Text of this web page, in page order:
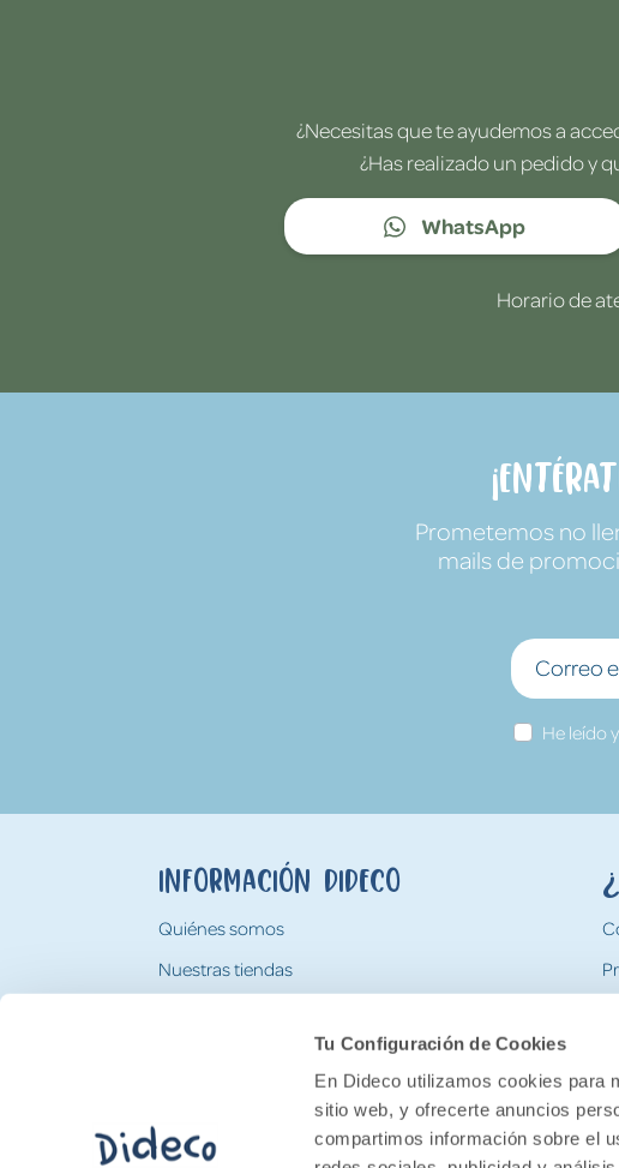
Tu Configuración de Cookies
En Dideco utilizamos cookies para
sitio web, y ofrecerte anuncios
compartimos información sobre el
¿Necesitas que te ayudemos a
¿Has realizado un pedido y
WhatsApp
Horario de
Prometemos no
mails de
He leído
Información Dideco
Quiénes somos
Nuestras tiendas
Tarjeta Regalo Dideco